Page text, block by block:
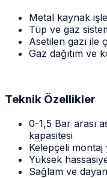
Metal kaynak
Tüp ve gaz
Asetilen gazı ile
Gaz dağıtım ve
Teknik Özellikler
0-1,5 Bar arası
kapasitesi
Kelepçeli montaj
Yüksek
Sağlam ve